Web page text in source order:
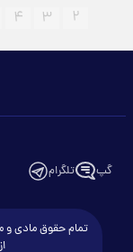
۲ ۳ ۴
گپ تلگرام
تمام حقوق مادی و